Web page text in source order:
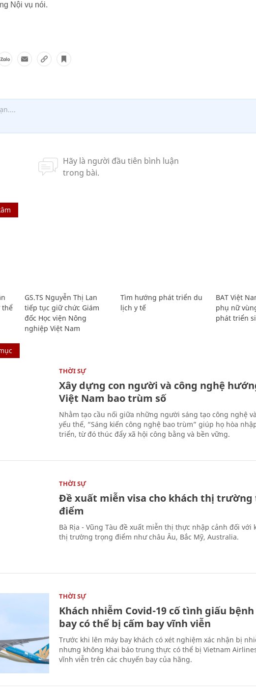
Nội vụ nói.
thể
GS.TS Nguyễn Thị Lan
tiếp tục giữ chức Giám
đốc Học viện Nông
nghiệp Việt Nam
Tìm hướng phát triển du
lịch y tế
BAT Việt
phụ nữ
phát triển
THỜI SỰ
Xây dựng con người và công nghệ
Việt Nam bao trùm số
Nhằm tạo cầu nối giữa những người sáng tạo công nghệ
yếu thế, “Sáng kiến công nghệ bao trùm” giúp họ hòa
triển, từ đó thúc đẩy xã hội công bằng và bền vững.
THỜI SỰ
Đề xuất miễn visa cho khách thị trường
điểm
Bà Rịa - Vũng Tàu đề xuất miễn thị thực nhập cảnh đối với
thị trường trọng điểm như châu Âu, Bắc Mỹ, Australia.
THỜI SỰ
Khách nhiễm Covid-19 cố tình giấu
bay có thể bị cấm bay vĩnh viễn
Trước khi lên máy bay khách có xét nghiệm xác nhận bị
nhưng không khai báo trung thực có thể bị Vietnam
vĩnh viễn trên các chuyến bay của hãng.